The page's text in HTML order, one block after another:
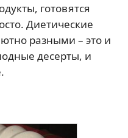
готовятся
Диетические
разными – это и
десерты, и